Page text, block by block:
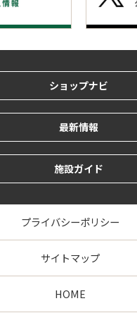
ショップナビ
最新情報
施設ガイド
プライバシーポリシー
サイトマップ
HOME